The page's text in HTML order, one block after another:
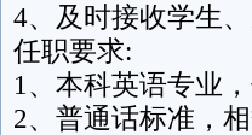
4、及时接收学生
任职要求:
1、本科英语专业
2、普通话标准，